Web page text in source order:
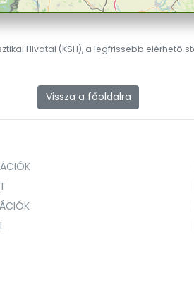
Hivatal (KSH), a legfrissebb elérhető
Vissza a főoldalra